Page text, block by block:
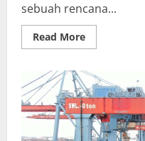
sebuah rencana...
Read MoreRead
more
Hubla
Luncurkan
Roadmap
Digital
2025
–
2029